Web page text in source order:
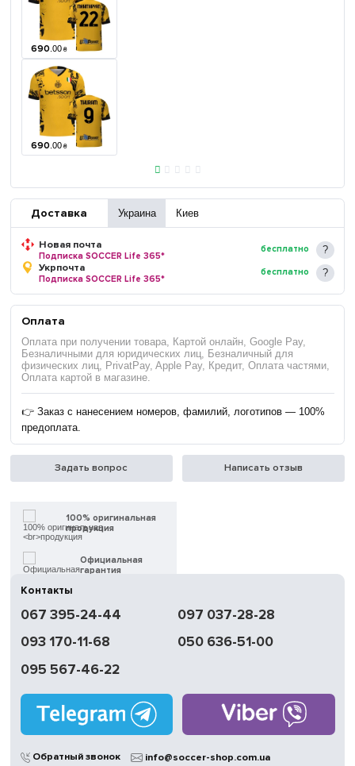
690.00 ₴
690. 00 ₴
Доставка Украина Киев
Новая почта
Подписка SOCCER Life 365*
бесплатно
Укрпочта
Подписка SOCCER Life 365*
бесплатно
Оплата
Оплата при получении товара, Картой онлайн, Google Pay,
Безналичными для юридических лиц, Безналичный для
физических лиц, PrivatPay, Apple Pay, Кредит, Оплата частями,
Оплата картой в магазине.
👉 Заказ с нанесением номеров, фамилий, логотипов — 100%
предоплата.
Задать вопрос Написать отзыв
100% оригинальная
продукция
Официальная
гарантия
доставка
Обмен | Возвращение
без выходных
в Киеве
Контакты
067 395-24-44
097 037-28-28
093 170-11-68
050 636-51-00
095 567-46-22
Обратный звонок info@soccer-shop.com.ua